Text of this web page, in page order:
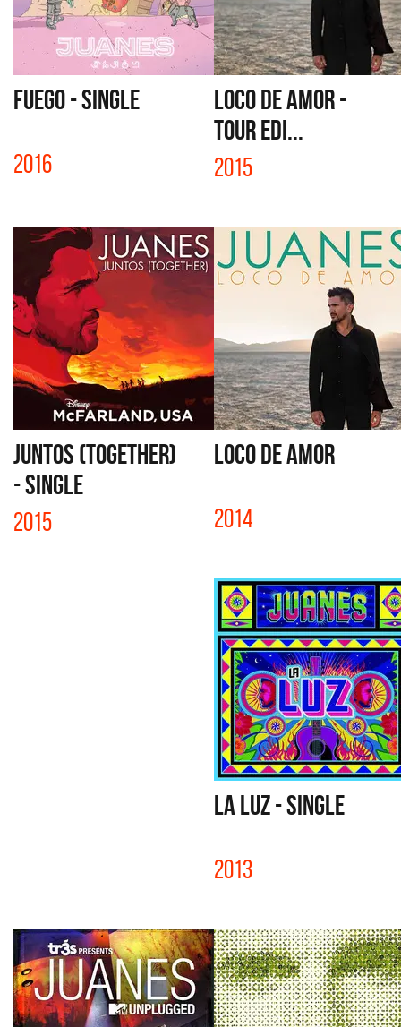
FUEGO - SINGLE
2016
LOCO DE AMOR -
TOUR EDI...
2015
JUNTOS (TOGETHER)
- SINGLE
2015
LOCO DE AMOR
2014
LA LUZ - SINGLE
2013